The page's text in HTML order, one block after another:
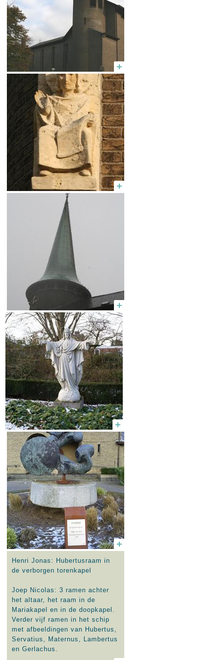
Henri Jonas: Hubertusraam in
de verborgen torenkapel
Joep Nicolas: 3 ramen achter
het altaar, het raam in de
Mariakapel en in de doopkapel.
Verder vijf ramen in het schip
met afbeeldingen van Hubertus,
Servatius, Maternus, Lambertus
en Gerlachus.